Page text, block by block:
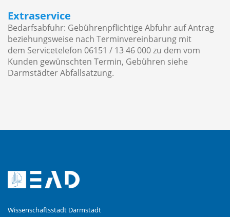
Extraservice
Bedarfsabfuhr: Gebührenpflichtige Abfuhr auf Antrag
beziehungsweise nach Terminvereinbarung mit
dem Servicetelefon 06151 / 13 46 000 zu dem vom
Kunden gewünschten Termin, Gebühren siehe
Darmstädter Abfallsatzung.
Wissenschaftsstadt Darmstadt